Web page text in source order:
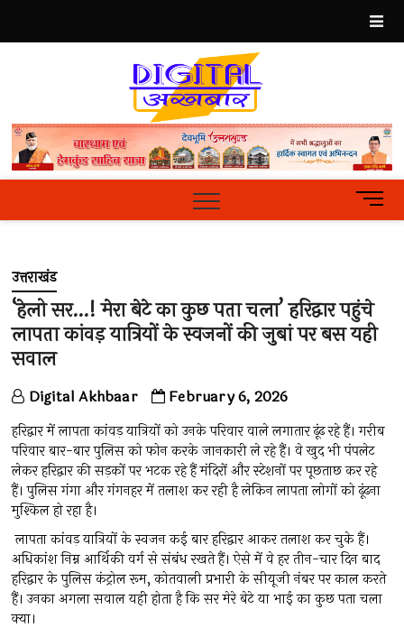
content
Hindi
News
PortalM
e
u
t
t
उत्तराखंड
‘हेलो सर…! मेरा बेटे का कुछ पता चला’ हरिद्वार पहुंचे
लापता कांवड़ यात्रियों के स्वजनों की जुबां पर बस यही
सवाल
Digital Akhbaar February 6, 2026
हरिद्वार में लापता कांवड़ यात्रियों को उनके परिवार वाले लगातार ढूंढ रहे हैं। गरीब
परिवार बार-बार पुलिस को फोन करके जानकारी ले रहे हैं। वे खुद भी पंपलेट
लेकर हरिद्वार की सड़कों पर भटक रहे हैं मंदिरों और स्टेशनों पर पूछताछ कर रहे
हैं। पुलिस गंगा और गंगनहर में तलाश कर रही है लेकिन लापता लोगों को ढूंढना
मुश्किल हो रहा है।
लापता कांवड़ यात्रियों के स्वजन कई बार हरिद्वार आकर तलाश कर चुके हैं।
अधिकांश निम्न आर्थिकी वर्ग से संबंध रखते हैं। ऐसे में वे हर तीन-चार दिन बाद
हरिद्वार के पुलिस कंट्रोल रूम, कोतवाली प्रभारी के सीयूजी नंबर पर काल करते
हैं। उनका अगला सवाल यही होता है कि सर मेरे बेटे या भाई का कुछ पता चला
क्या।